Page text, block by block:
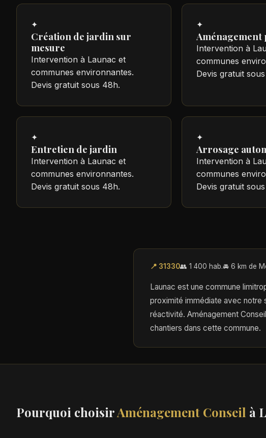
✦
Création de jardin sur
mesure
Intervention à Launac et
communes environnantes.
Devis gratuit sous 48h.
✦
Aménagement
Intervention à
communes
Devis gratuit
✦
Entretien de jardin
Intervention à Launac et
communes environnantes.
Devis gratuit sous 48h.
✦
Arrosage
Intervention à
communes
Devis gratuit
📍 31330👥 1 400 hab.🚘 6 km de
Launac est une commune
proximité immédiate avec notre
réactivité. Aménagement
chantiers dans cette commune.
Pourquoi choisirAménagement Conseil à